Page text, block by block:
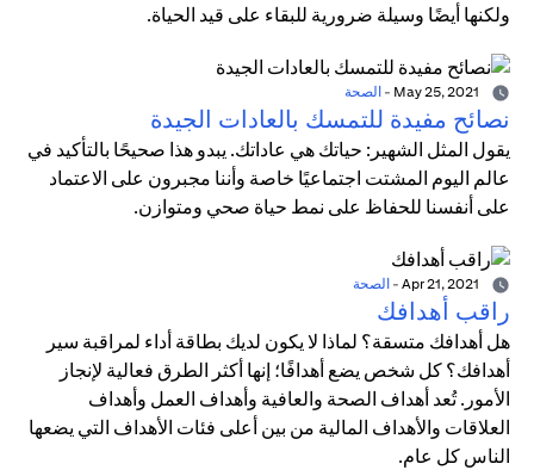
ولكنها أيضًا وسيلة ضرورية للبقاء على قيد الحياة.
- الصحة
نصائح مفيدة للتمسك بالعادات الجيدة
يقول المثل الشهير: حياتك هي عاداتك. يبدو هذا صحيحًا بالتأكيد في
عالم اليوم المشتت اجتماعيًا خاصة وأننا مجبرون على الاعتماد
على أنفسنا للحفاظ على نمط حياة صحي ومتوازن.
- الصحة
راقب أهدافك
هل أهدافك متسقة؟ لماذا لا يكون لديك بطاقة أداء لمراقبة سير
أهدافك؟ كل شخص يضع أهدافًا؛ إنها أكثر الطرق فعالية لإنجاز
الأمور. تُعد أهداف الصحة والعافية وأهداف العمل وأهداف
العلاقات والأهداف المالية من بين أعلى فئات الأهداف التي يضعها
الناس كل عام.